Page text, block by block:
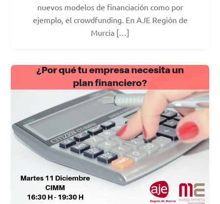
nuevos modelos de financiación como por
ejemplo, el crowdfunding. En AJE Región de
Murcia […]